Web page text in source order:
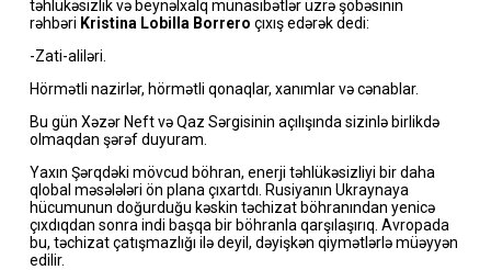
təhlükəsizlik və beynəlxalq münasibətlər üzrə şöbəsinin
rəhbəri Kristina Lobilla Borrero çıxış edərək dedi:
-Zati-aliləri.
Hörmətli nazirlər, hörmətli qonaqlar, xanımlar və cənablar.
Bu gün Xəzər Neft və Qaz Sərgisinin açılışında sizinlə birlikdə
olmaqdan şərəf duyuram.
Yaxın Şərqdəki mövcud böhran, enerji təhlükəsizliyi bir daha
qlobal məsələləri ön plana çıxartdı. Rusiyanın Ukraynaya
hücumunun doğurduğu kəskin təchizat böhranından yenicə
çıxdıqdan sonra indi başqa bir böhranla qarşılaşırıq. Avropada
bu, təchizat çatışmazlığı ilə deyil, dəyişkən qiymətlərlə müəyyən
edilir.